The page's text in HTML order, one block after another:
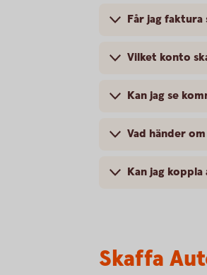
Får jag faktura
Vilket konto
Kan jag se
Vad händer
Kan jag
Skaffa